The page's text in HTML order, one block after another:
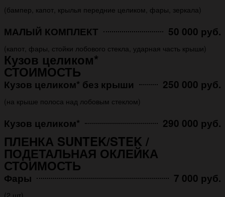
(бампер, капот, крылья передние целиком, фары, зеркала)
МАЛЫЙ КОМПЛЕКТ 50 000 руб.
(капот, фары, стойки лобового стекла, ударная часть крыши)
Кузов целиком*
СТОИМОСТЬ
Кузов целиком* без крыши 250 000 руб.
(на крыше полоса над лобовым стеклом)
Кузов целиком* 290 000 руб.
ПЛЕНКА SUNTEK/STEK /
ПОДЕТАЛЬНАЯ ОКЛЕЙКА
СТОИМОСТЬ
Фары 7 000 руб.
(2 шт)